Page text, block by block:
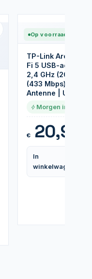
Op voorraad
TP-Link Archer
Fi 5 USB-adapter
2,4 GHz (200
(433 Mbps) | 5
Antenne | USB 2.0
Morgen in huis
€20,95
In
winkelwagen